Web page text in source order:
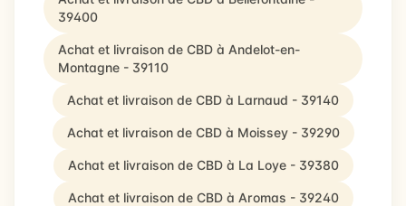
39400
Achat et livraison de CBD à Andelot-en-
Montagne - 39110
Achat et livraison de CBD à Larnaud - 39140
Achat et livraison de CBD à Moissey - 39290
Achat et livraison de CBD à La Loye - 39380
Achat et livraison de CBD à Aromas - 39240